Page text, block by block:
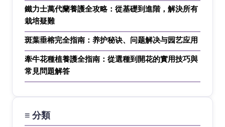
鐵力士萬代蘭養護全攻略：從基礎到進階，解決所有
栽培疑難
斑葉垂榕完全指南：养护秘诀、问题解决与园艺应用
牽牛花種植養護全指南：從選種到開花的實用技巧與
常見問題解答
≡ 分類